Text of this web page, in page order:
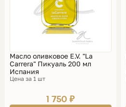
Масло оливковое E.V. "La
Carrera" Пикуаль 200 мл
Испания
Цена за 1 шт
1 750 ₽